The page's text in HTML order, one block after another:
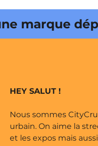
par
HEY SALUT !
Nous sommes
urbain. On aime la
et les expos mais